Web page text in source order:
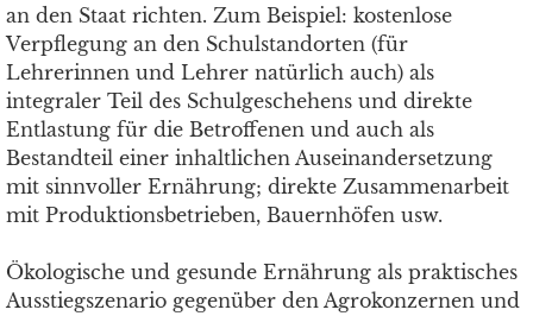
an den Staat richten. Zum Beispiel: kostenlose
Verpflegung an den Schulstandorten (für
Lehrerinnen und Lehrer natürlich auch) als
integraler Teil des Schulgeschehens und direkte
Entlastung für die Betroffenen und auch als
Bestandteil einer inhaltlichen Auseinandersetzung
mit sinnvoller Ernährung; direkte Zusammenarbeit
mit Produktionsbetrieben, Bauernhöfen usw.
Ökologische und gesunde Ernährung als praktisches
Ausstiegszenario gegenüber den Agrokonzernen und